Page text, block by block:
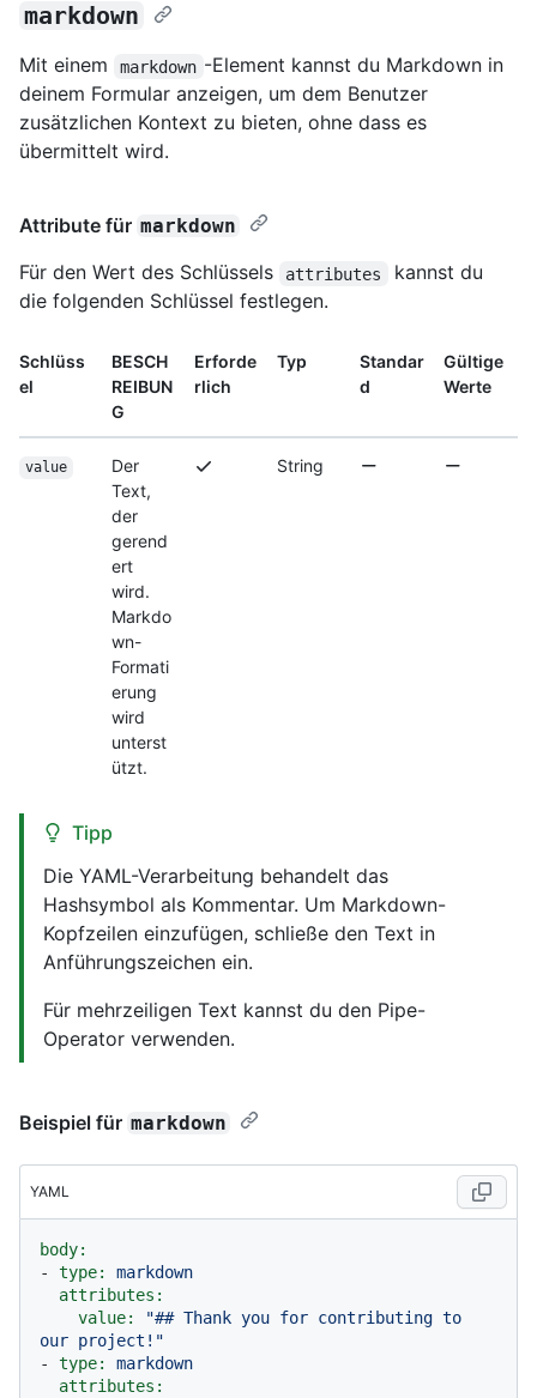
markdown
Mit einem markdown -Element kannst du Markdown in
deinem Formular anzeigen, um dem Benutzer
zusätzlichen Kontext zu bieten, ohne dass es
übermittelt wird.
Attribute für markdown
Für den Wert des Schlüssels attributes
kannst du
die folgenden Schlüssel festlegen.
Schlüss
el
BESCH
REIBUN
G
Erforde
rlich
Typ
Standar
d
Gültige
Werte
value
Der
Text,
der
gerend
ert
wird.
Markdo
wn-
Formati
erung
wird
unterst
ützt.
String
Tipp
Die YAML-Verarbeitung behandelt das
Hashsymbol als Kommentar. Um Markdown-
Kopfzeilen einzufügen, schließe den Text in
Anführungszeichen ein.
Für mehrzeiligen Text kannst du den Pipe-
Operator verwenden.
Beispiel für markdown
YAML
body:
-
type:
markdown
attributes:
value:
"## Thank you for contributing to
our project!"
-
type:
markdown
attributes: